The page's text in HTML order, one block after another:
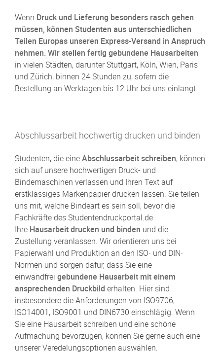
Wenn Druck und Lieferung besonders rasch gehen
müssen, können Studenten aus unterschiedlichen
Teilen Europas unseren Express-Versand in Anspruch
nehmen. Wir stellen fertig gebundene Hausarbeiten
in vielen Städten, darunter Stuttgart, Köln, Wien, Paris
und Zürich, binnen 24 Stunden zu, sofern die
Bestellung an Werktagen bis 12 Uhr bei uns einlangt.
Abschlussarbeit hochwertig drucken und binden
Studenten, die eineAbschlussarbeitschreiben, können
sich auf unsere hochwertigen Druck- und
Bindemaschinen verlassen und Ihren Text auf
erstklassiges Markenpapier drucken lassen. Sie teilen
uns mit, welche Bindeart es sein soll, bevor die
Fachkräfte des Studentendruckportal.de
Ihre Hausarbeit drucken und binden und die
Zustellung veranlassen. Wir orientieren uns bei
Papierwahl und Produktion an den ISO- und DIN-
Normen und sorgen dafür, dass Sie eine
einwandfrei gebundene Hausarbeit mit einem
ansprechenden Druckbild erhalten. Hier sind
insbesondere die Anforderungen von ISO9706,
ISO14001, ISO9001 und DIN6730 einschlägig. Wenn
Sie eine Hausarbeit schreiben und eine schöne
Aufmachung bevorzugen, können Sie gerne auch eine
unserer Veredelungsoptionen auswählen.